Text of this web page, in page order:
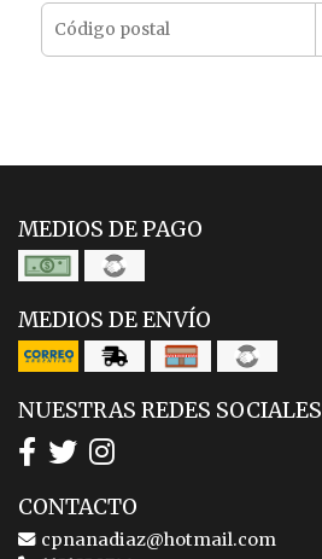
MEDIOS DE PAGO
MEDIOS DE ENVÍO
NUESTRAS REDES SOCIALES
CONTACTO
cpnanadiaz@hotmail.com